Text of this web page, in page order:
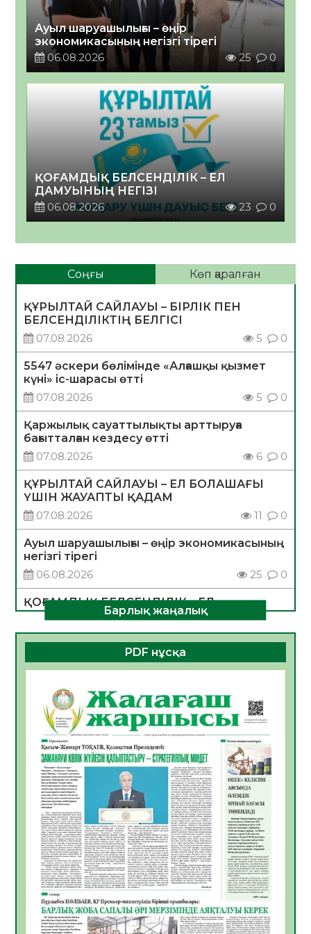
Ауыл шаруашылығы – өңір
экономикасының негізгі тірегі
06.08.2026
25 0
ҚОҒАМДЫҚ БЕЛСЕНДІЛІК – ЕЛ
ДАМУЫНЫҢ НЕГІЗІ
06.08.2026
23 0
Соңғы Көп қаралған
ҚҰРЫЛТАЙ САЙЛАУЫ – БІРЛІК ПЕН
БЕЛСЕНДІЛІКТІҢ БЕЛГІСІ
07.08.2026
5 0
5547 әскери бөлімінде «Алғашқы қызмет
күні» іс-шарасы өтті
07.08.2026
5 0
Қаржылық сауаттылықты арттыруға
бағытталған кездесу өтті
07.08.2026
6 0
ҚҰРЫЛТАЙ САЙЛАУЫ – ЕЛ БОЛАШАҒЫ
ҮШІН ЖАУАПТЫ ҚАДАМ
07.08.2026
11 0
Ауыл шаруашылығы – өңір экономикасының
негізгі тірегі
06.08.2026
25 0
ҚОҒАМДЫҚ БЕЛСЕНДІЛІК – ЕЛ
ДАМУЫНЫҢ НЕГІЗІ
06.08.2026
23 0
ҚҰРЫЛТАЙ САЙЛАУЫ – БОЛАШАҚҚА
06.08.2026
Инфекциялық ауруларға қарсы иммундау
жұмыстарының тиімділігі
06.08.2026
27
Көкжөтел ауруы туралы
06.08.2026
24
АПВ вакцинасы туралы мәлімет
06.08.2026
25
Open Air: Қызылорда облысы полиция
департаменті 20 мыңнан астам
көрерменнің қауіпсіздігін қамтамасыз етті
06.08.2026
37
Барлық жаңалық
PDF нұсқа